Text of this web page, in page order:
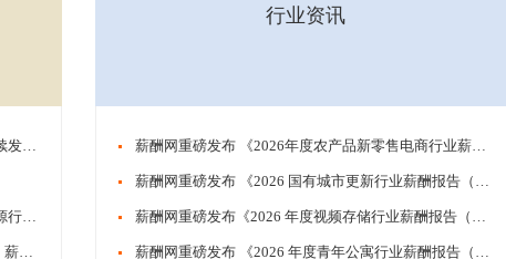
2026年6月份中国企业薪酬指数发布：新兴产业持续发力，薪酬指数稳步站上荣枯线
2026年5月份中国企业薪酬指数发布：由国内新能源行业、芯片行业带动，薪酬指数大幅回升
2026年4月份中国企业薪酬指数发布：受PMI影响，薪酬指数小幅回调
行业资讯
薪酬网重磅发布 《2026年度农产品新零售电商行业薪酬报告（国有企业）》
薪酬网重磅发布 《2026 国有城市更新行业薪酬报告（国有企业）》
薪酬网重磅发布《2026 年度视频存储行业薪酬报告（国有企业）》
薪酬网重磅发布 《2026 年度青年公寓行业薪酬报告（国有企业）》